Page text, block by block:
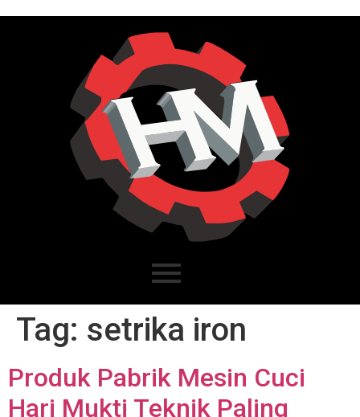
Tag: setrika iron
Produk Pabrik Mesin Cuci
Hari Mukti Teknik Paling